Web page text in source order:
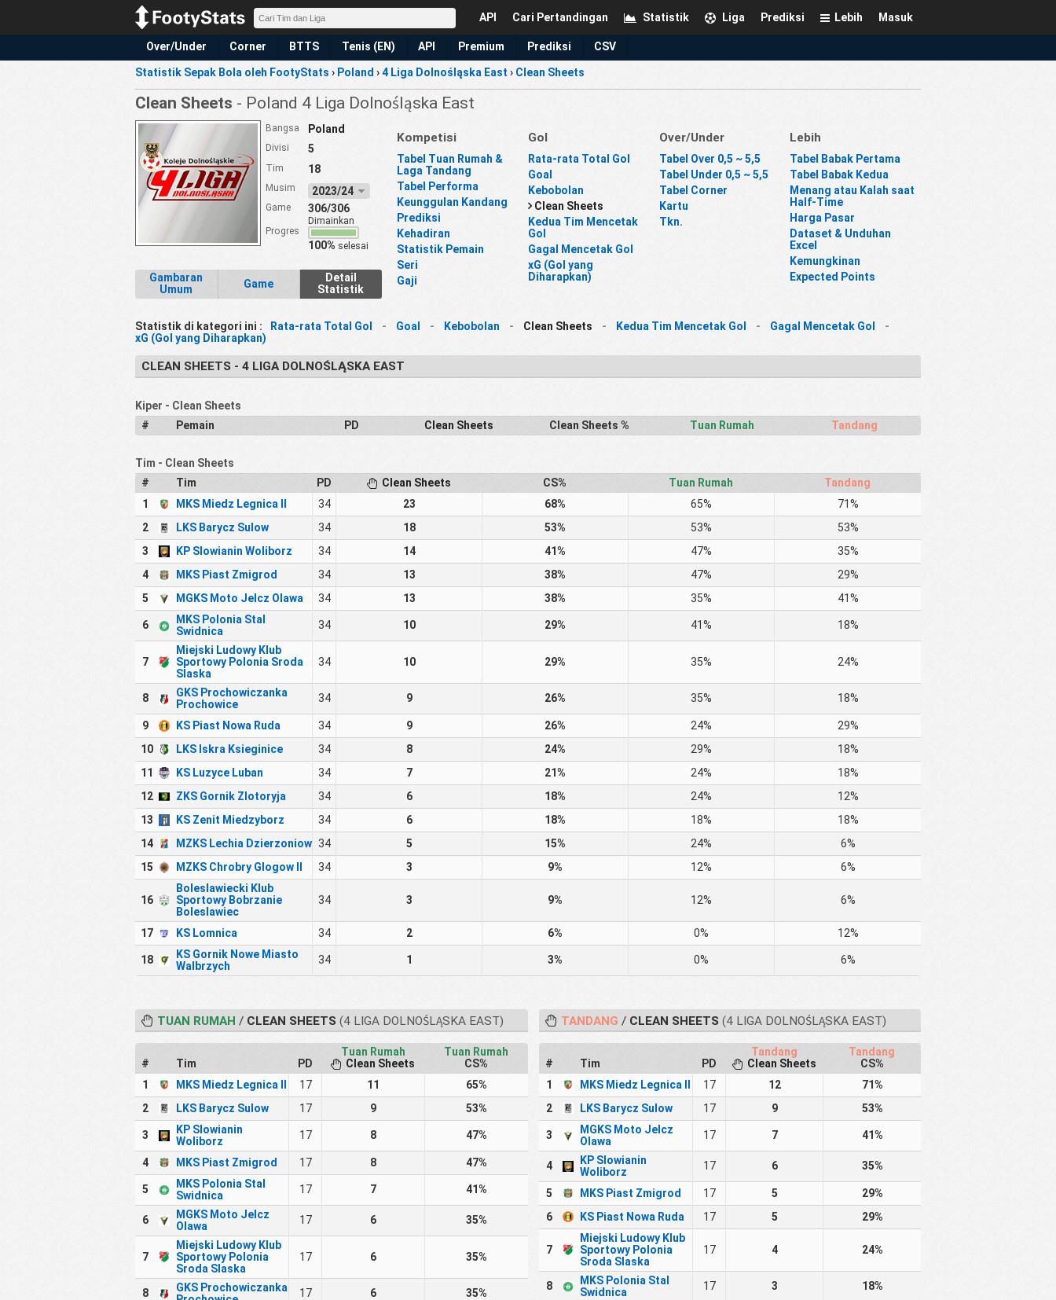
Masuk
Lebih
Prediksi
Liga
Statistik
Cari Pertandingan
API
Over/Under Corner BTTS Tenis (EN) API Premium Prediksi CSV
Statistik Sepak Bola oleh FootyStats › Poland ›4 Liga Dolnośląska East › Clean Sheets
Clean Sheets - Poland 4 Liga Dolnośląska East
Bangsa Poland
Divisi 5
Tim 18
Musim 2023/24
Game 306/306
Dimainkan
Progres
100% selesai
Gambaran
Umum
Game
Detail
Statistik
Kompetisi
Tabel Tuan Rumah &
Laga Tandang
Tabel Performa
Keunggulan Kandang
Prediksi
Kehadiran
Statistik Pemain
Seri
Gaji
Gol
Rata-rata Total Gol
Goal
Kebobolan
Clean Sheets
Kedua Tim Mencetak
Gol
Gagal Mencetak Gol
xG (Gol yang
Diharapkan)
Over/Under
Tabel Over 0,5 ~ 5,5
Tabel Under 0,5 ~ 5,5
Tabel Corner
Kartu
Tkn.
Lebih
Tabel Babak Pertama
Tabel Babak Kedua
Menang atau Kalah saat
Half-Time
Harga Pasar
Dataset & Unduhan
Excel
Kemungkinan
Expected Points
Statistik di kategori ini : Rata-rata Total Gol - Goal - Kebobolan - Clean Sheets - Kedua Tim Mencetak Gol - Gagal Mencetak Gol -
xG (Gol yang Diharapkan)
CLEAN SHEETS - 4 LIGA DOLNOŚLĄSKA EAST
Kiper - Clean Sheets
#
Pemain PD Clean Sheets Clean Sheets % Tuan Rumah Tandang
Tim - Clean Sheets
#
Tim PD Clean Sheets CS% Tuan Rumah
Tandang
1
MKS Miedz Legnica II 34 23 68% 65%
71%
2
LKS Barycz Sulow 34 18 53% 53%
53%
3
KP Slowianin Woliborz 34 14 41% 47%
35%
4
MKS Piast Zmigrod 34 13 38% 47%
29%
5
MGKS Moto Jelcz Olawa 34 13 38% 35% 41%
6
MKS Polonia Stal
Swidnica
34 10 29% 41% 18%
7
Miejski Ludowy Klub
Sportowy Polonia Sroda
Slaska
34 10 29% 35% 24%
8
GKS Prochowiczanka
Prochowice
34 9 26% 35% 18%
9 KS Piast Nowa Ruda 34 9 26% 24%
29%
10
LKS Iskra Ksieginice 34 8 24% 29%
18%
11
KS Luzyce Luban 34 7 21% 24%
18%
12
ZKS Gornik Zlotoryja 34 6 18% 24%
12%
13
KS Zenit Miedzyborz 34 6 18% 18%
18%
14
MZKS Lechia Dzierzoniow 34 5 15% 24%
6%
15
MZKS Chrobry Glogow II 34 3 9% 12% 6%
16
Boleslawiecki Klub
Sportowy Bobrzanie
Boleslawiec
34 3 9% 12% 6%
17 KS Lomnica 34 2 6% 0% 12%
18
KS Gornik Nowe Miasto
Walbrzych
34 1 3% 0% 6%
TUAN RUMAH /CLEAN SHEETS (4 LIGA DOLNOŚLĄSKA EAST)
# Tim PD
Tuan Rumah
Clean Sheets
Tuan Rumah
CS%
1
MKS Miedz Legnica II 17 11
65%
2
LKS Barycz Sulow 17 9 53%
3
KP Slowianin
Woliborz
17 8 47%
4 MKS Piast Zmigrod 17 8 47%
5
MKS Polonia Stal
Swidnica
17 7 41%
6
MGKS Moto Jelcz
Olawa
17 6 35%
7
Miejski Ludowy Klub
Sportowy Polonia
Sroda Slaska
17 6 35%
8
GKS Prochowiczanka
17 6 35%
TANDANG /CLEAN SHEETS (4 LIGA DOLNOŚLĄSKA EAST)
# Tim PD
Tandang
Clean Sheets
Tandang
CS%
1
MKS Miedz Legnica II 17 12
71%
2
LKS Barycz Sulow 17 9 53%
3
MGKS Moto Jelcz
Olawa
17 7 41%
4
KP Slowianin
Woliborz
17 6 35%
5 MKS Piast Zmigrod 17 5
29%
6
KS Piast Nowa Ruda 17 5 29%
7
Miejski Ludowy Klub
Sportowy Polonia
Sroda Slaska
17 4 24%
8
MKS Polonia Stal
Swidnica
17 3 18%